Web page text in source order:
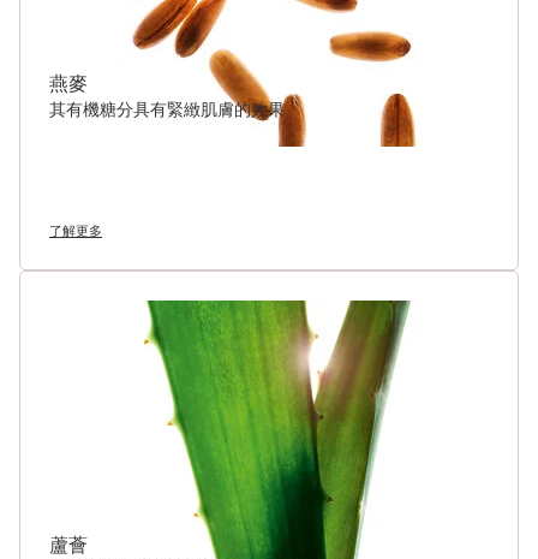
燕麥
其有機糖分具有緊緻肌膚的效果
了解更多
蘆薈